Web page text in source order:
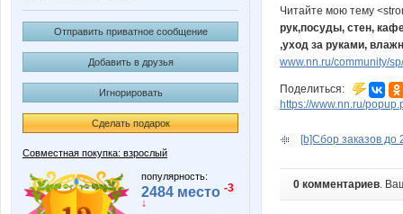
Отправить приватное сообщение
Добавить в друзья
Игнорировать
Сделать подарок
Совместная покупка: взрослый
популярность:
2484 место -3
↓
Читайте мою тему
рук,посуды, стен,
,уход за руками,
www.nn.ru/community/
Поделиться:
https://www.nn.ru/
[b]Сбор заказов до
0 комментариев.